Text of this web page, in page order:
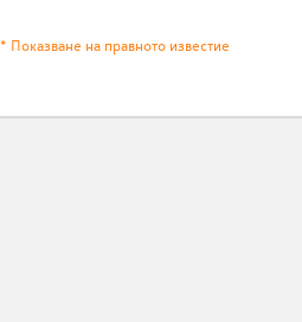
* Показване на правното известие